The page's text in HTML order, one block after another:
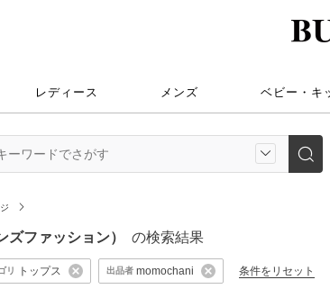
レディース メンズ ベビー・キ
ズファッション） の検索結果
リ トップス 出品者 momochani 条件をリセット